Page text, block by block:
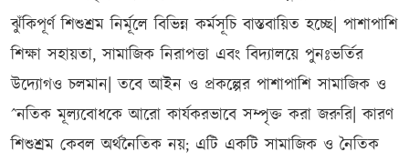
ঝুঁকিপূর্ণ শিশুশ্রম নির্মূলে বিভিন্ন কর্মসূচি বাস্তবায়িত হচ্ছে| পাশাপাশি
শিক্ষা সহায়তা, সামাজিক নিরাপত্তা এবং বিদ্যালয়ে পুনঃভর্তির
উদ্যোগও চলমান| তবে আইন ও প্রকল্পের পাশাপাশি সামাজিক ও
ˆনতিক মূল্যবোধকে আরো কার্যকরভাবে সম্পৃক্ত করা জরুরি| কারণ
শিশুশ্রম কেবল অর্থনৈতিক নয়; এটি একটি সামাজিক ও নৈতিক